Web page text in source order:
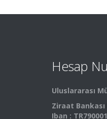
Hesap
Uluslararası
Ziraat
Iban :